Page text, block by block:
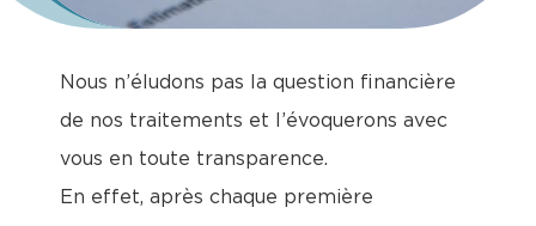
Nous n’éludons pas la question financière
de nos traitements et l’évoquerons avec
vous en toute transparence.
En effet, après chaque première